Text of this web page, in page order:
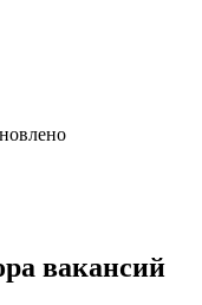
вакансий